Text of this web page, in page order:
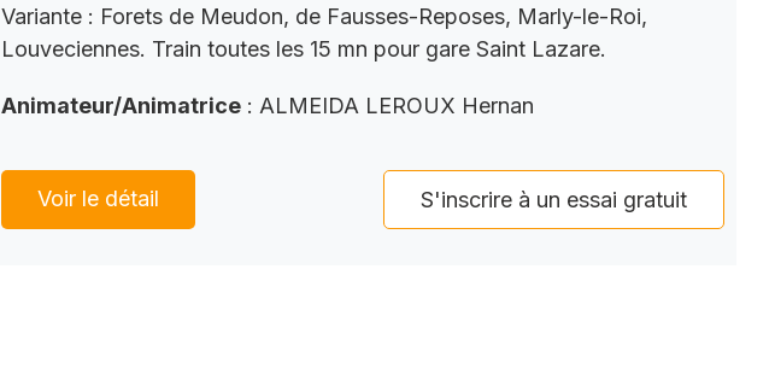
Variante : Forets de Meudon, de Fausses-Reposes, Marly-le-Roi,
Louveciennes. Train toutes les 15 mn pour gare Saint Lazare.
Animateur/Animatrice : ALMEIDA LEROUX Hernan
Voir le détail S'inscrire à un essai gratuit